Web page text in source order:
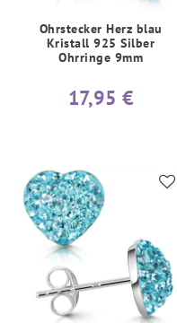
Ohrstecker Herz blau
Kristall 925 Silber
Ohrringe 9mm
17,95 €